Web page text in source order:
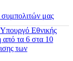
μας
Υπουργό Εθνικής
από τα 6 στα 10
των